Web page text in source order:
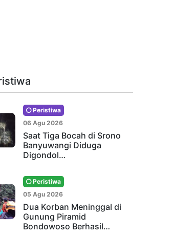
Peristiwa
06 Agu 2026
Saat Tiga Bocah di Srono
Banyuwangi Diduga
Digondol…
Peristiwa
05 Agu 2026
Dua Korban Meninggal di
Gunung Piramid
Bondowoso Berhasil…